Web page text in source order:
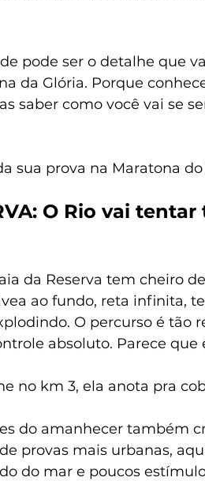
pode ser o detalhe que
da Glória. Porque
saber como você vai se
sua prova na Maratona
O Rio vai
da Reserva tem cheiro
ao fundo, reta infinita,
O percurso é tão
absoluto. Parece que
no km 3, ela anota pra
do amanhecer também
provas mais urbanas,
do mar e poucos